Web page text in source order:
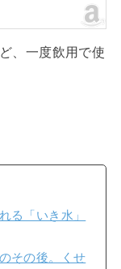
、一度飲用で使
る「いき水」
その後。くせ